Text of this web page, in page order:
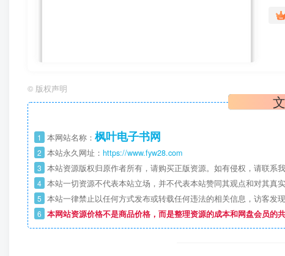
© 版权声明
1 本网站名称： 枫叶电子书网
2 本站永久网址： https://www.fyw28.com
3 本站资源版权归原作者所有，请购买正版资源。如有侵权，请联系
4 本站一切资源不代表本站立场，并不代表本站赞同其观点和对其真实
5 本站一律禁止以任何方式发布或转载任何违法的相关信息，访客发
6 本网站资源价格不是商品价格，而是整理资源的成本和网盘会员的共